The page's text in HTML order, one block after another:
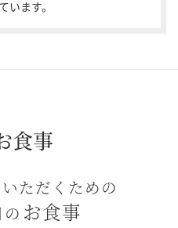
います。
食事
ただくための
お食事